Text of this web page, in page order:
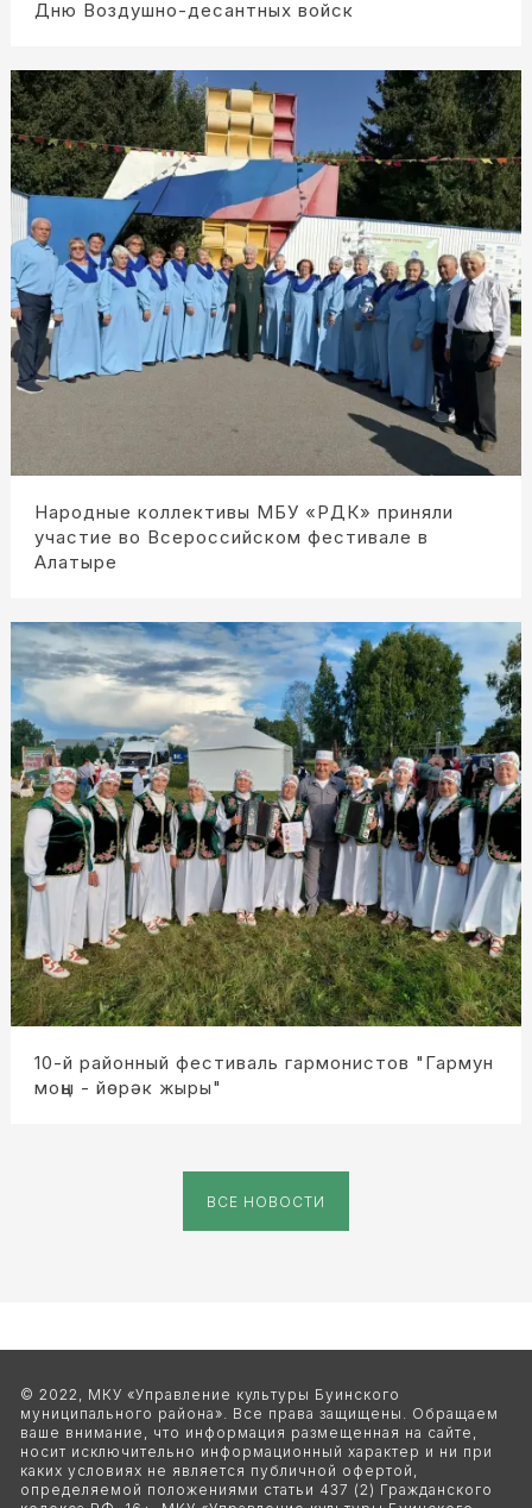
Дню Воздушно-десантных войск
Народные коллективы МБУ «РДК» приняли
участие во Всероссийском фестивале в
Алатыре
10-й районный фестиваль гармонистов "Гармун
моңы - йөрәк жыры"
ВСЕ НОВОСТИ
© 2022, МКУ «Управление культуры Буинского
муниципального района». Все права защищены. Обращаем
ваше внимание, что информация размещенная на сайте,
носит исключительно информационный характер и ни при
каких условиях не является публичной офертой,
определяемой положениями статьи 437 (2) Гражданского